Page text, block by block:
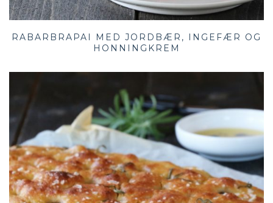
RABARBRAPAI MED JORDBÆR, INGEFÆR OG
HONNINGKREM